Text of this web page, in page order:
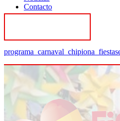
Contacto